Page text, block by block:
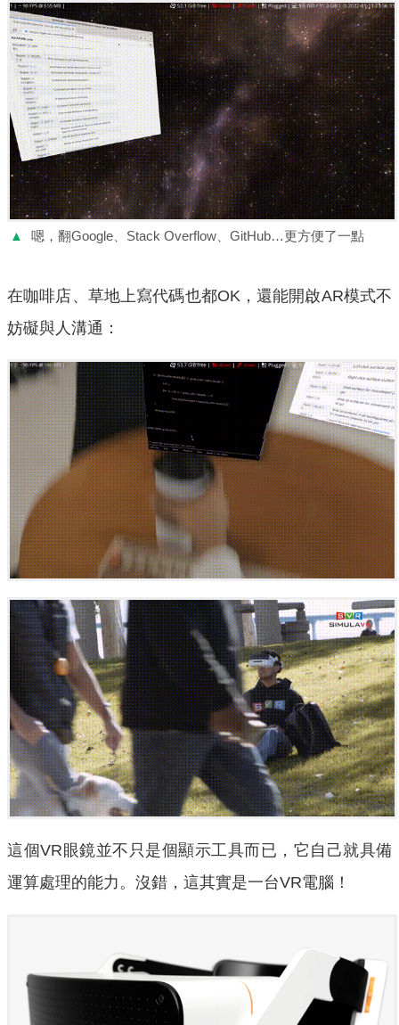
▲ 嗯，翻Google、Stack Overflow、GitHub…更方便了一點
在咖啡店、草地上寫代碼也都OK，還能開啟AR模式不
妨礙與人溝通：
這個VR眼鏡並不只是個顯示工具而已，它自己就具備
運算處理的能力。沒錯，這其實是一台VR電腦！